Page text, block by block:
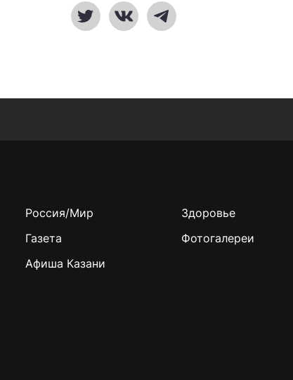
Россия/Мир
Здоровье
Газета
Фотогалереи
Афиша Казани